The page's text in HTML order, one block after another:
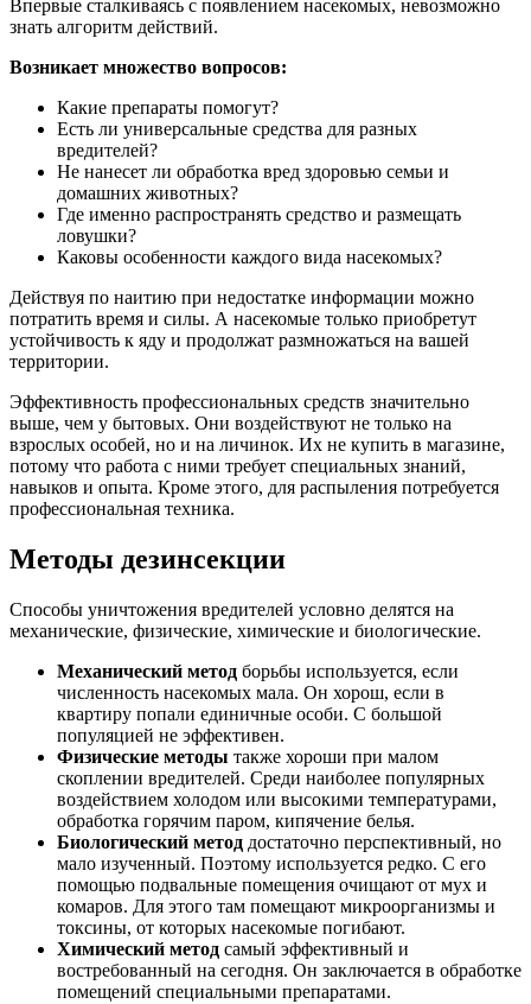
Впервые сталкиваясь с появлением насекомых, невозможно
знать алгоритм действий.
Возникает множество вопросов:
Какие препараты помогут?
Есть ли универсальные средства для разных
вредителей?
Не нанесет ли обработка вред здоровью семьи и
домашних животных?
Где именно распространять средство и размещать
ловушки?
Каковы особенности каждого вида насекомых?
Действуя по наитию при недостатке информации можно
потратить время и силы. А насекомые только приобретут
устойчивость к яду и продолжат размножаться на вашей
территории.
Эффективность профессиональных средств значительно
выше, чем у бытовых. Они воздействуют не только на
взрослых особей, но и на личинок. Их не купить в магазине,
потому что работа с ними требует специальных знаний,
навыков и опыта. Кроме этого, для распыления потребуется
профессиональная техника.
Методы дезинсекции
Способы уничтожения вредителей условно делятся на
механические, физические, химические и биологические.
Механический метод борьбы используется, если
численность насекомых мала. Он хорош, если в
квартиру попали единичные особи. С большой
популяцией не эффективен.
Физические методы также хороши при малом
скоплении вредителей. Среди наиболее популярных
воздействием холодом или высокими температурами,
обработка горячим паром, кипячение белья.
Биологический метод достаточно перспективный, но
мало изученный. Поэтому используется редко. С его
помощью подвальные помещения очищают от мух и
комаров. Для этого там помещают микроорганизмы и
токсины, от которых насекомые погибают.
Химический метод самый эффективный и
востребованный на сегодня. Он заключается в обработке
помещений специальными препаратами.